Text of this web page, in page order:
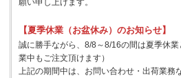
【夏季休業（お盆休み）のお知らせ】
誠に勝手ながら、8/8～8/16の間は夏季休
業中もご注文頂けます）
上記の期間中は、お問い合わせ・出荷業